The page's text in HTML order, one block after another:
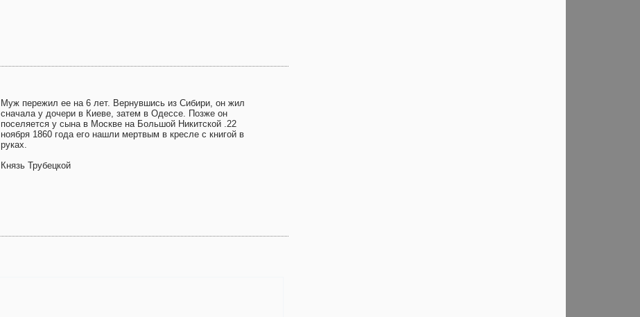
Муж пережил ее на 6 лет. Вернувшись из Сибири, он жил
сначала у дочери в Киеве, затем в Одессе. Позже он
поселяется у сына в Москве на Большой Никитской .22
ноября 1860 года его нашли мертвым в кресле с книгой в
руках.
Князь Трубецкой